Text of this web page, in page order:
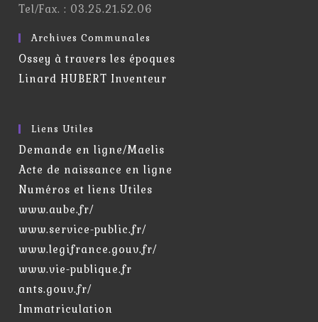
Tel/Fax. : 03.25.21.52.06
Archives Communales
Ossey à travers les époques
Linard HUBERT Inventeur
Liens Utiles
Demande en ligne/Maelis
Acte de naissance en ligne
Numéros et liens Utiles
www.aube.fr/
www.service-public.fr/
www.legifrance.gouv.fr/
www.vie-publique.fr
ants.gouv.fr/
Immatriculation